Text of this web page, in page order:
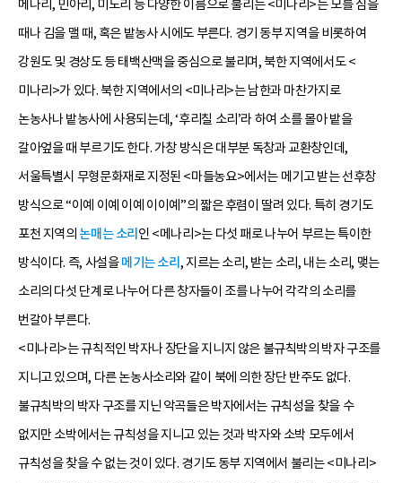
메나리, 민아리, 미노리 등 다양한 이름으로 불리는 <미나리>는 모를 심을
때나 김을 맬 때, 혹은 밭농사 시에도 부른다. 경기 동부 지역을 비롯하여
강원도 및 경상도 등 태백산맥을 중심으로 불리며, 북한 지역에서도 <
미나리>가 있다. 북한 지역에서의 <미나리>는 남한과 마찬가지로
논농사나 밭농사에 사용되는데, ‘후리칠 소리’라 하여 소를 몰아 밭을
갈아엎을 때 부르기도 한다. 가창 방식은 대부분 독창과 교환창인데,
서울특별시 무형문화재로 지정된 <마들농요>에서는 메기고 받는 선후창
방식으로 “이예 이예 이예 이이예”의 짧은 후렴이 딸려 있다. 특히 경기도
포천 지역의 논매는 소리 인 <메나리>는 다섯 패로 나누어 부르는 특이한
방식이다. 즉, 사설을메기는 소리 , 지르는 소리, 받는 소리, 내는 소리, 맺는
소리의 다섯 단계로 나누어 다른 창자들이 조를 나누어 각각의 소리를
번갈아 부른다.
<미나리>는 규칙적인 박자나 장단을 지니지 않은 불규칙박의 박자 구조를
지니고 있으며, 다른 논농사소리와 같이 북에 의한 장단 반주도 없다.
불규칙박의 박자 구조를 지닌 악곡들은 박자에서는 규칙성을 찾을 수
없지만 소박에서는 규칙성을 지니고 있는 것과 박자와 소박 모두에서
규칙성을 찾을 수 없는 것이 있다. 경기도 동부 지역에서 불리는 <미나리>